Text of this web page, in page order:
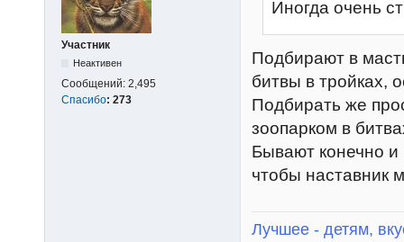
Участник
Неактивен
Сообщений: 2,495
Спасибо: 273
Иногда очень
Подбирают в
битвы в тройках,
Подбирать же
зоопарком в
Бывают конечно и
чтобы наставник
Лучшее - детям,